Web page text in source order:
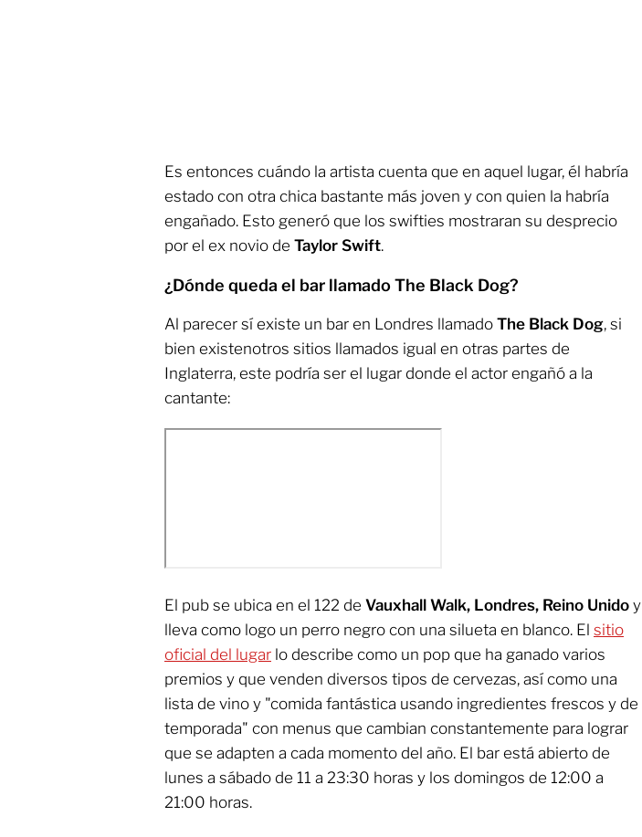
Es entonces cuándo la artista cuenta que en aquel lugar, él habría
estado con otra chica bastante más joven y con quien la habría
engañado. Esto generó que los swifties mostraran su desprecio
por el ex novio de Taylor Swift.
¿Dónde queda el bar llamado The Black Dog?
Al parecer sí existe un bar en Londres llamado The Black Dog, si
bien existenotros sitios llamados igual en otras partes de
Inglaterra, este podría ser el lugar donde el actor engañó a la
cantante:
El pub se ubica en el 122 de Vauxhall Walk, Londres, Reino Unido y
lleva como logo un perro negro con una silueta en blanco. El sitio
oficial del lugar lo describe como un pop que ha ganado varios
premios y que venden diversos tipos de cervezas, así como una
lista de vino y "comida fantástica usando ingredientes frescos y de
temporada" con menus que cambian constantemente para lograr
que se adapten a cada momento del año. El bar está abierto de
lunes a sábado de 11 a 23:30 horas y los domingos de 12:00 a
21:00 horas.